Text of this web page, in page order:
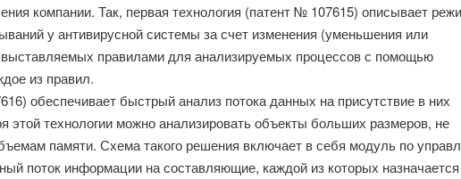
компании. Так, первая технология (патент № 107615) описывает
у антивирусной системы за счет изменения (уменьшения или
правилами для анализируемых процессов с помощью
из правил.
обеспечивает быстрый анализ потока данных на присутствие в них
этой технологии можно анализировать объекты больших размеров, не
памяти. Схема такого решения включает в себя модуль по
поток информации на составляющие, каждой из которых